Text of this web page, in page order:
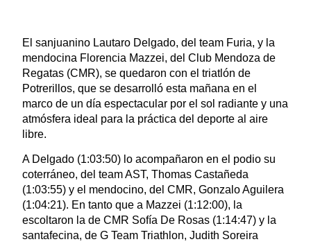
El sanjuanino Lautaro Delgado, del team Furia, y la
mendocina Florencia Mazzei, del Club Mendoza de
Regatas (CMR), se quedaron con el triatlón de
Potrerillos, que se desarrolló esta mañana en el
marco de un día espectacular por el sol radiante y una
atmósfera ideal para la práctica del deporte al aire
libre.
A Delgado (1:03:50) lo acompañaron en el podio su
coterráneo, del team AST, Thomas Castañeda
(1:03:55) y el mendocino, del CMR, Gonzalo Aguilera
(1:04:21). En tanto que a Mazzei (1:12:00), la
escoltaron la de CMR Sofía De Rosas (1:14:47) y la
santafecina, de G Team Triathlon, Judith Soreira